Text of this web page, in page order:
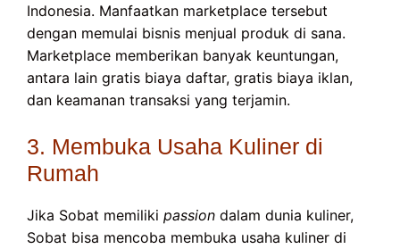
Indonesia. Manfaatkan marketplace tersebut
dengan memulai bisnis menjual produk di sana.
Marketplace memberikan banyak keuntungan,
antara lain gratis biaya daftar, gratis biaya iklan,
dan keamanan transaksi yang terjamin.
3. Membuka Usaha Kuliner di
Rumah
Jika Sobat memiliki passion dalam dunia kuliner,
Sobat bisa mencoba membuka usaha kuliner di